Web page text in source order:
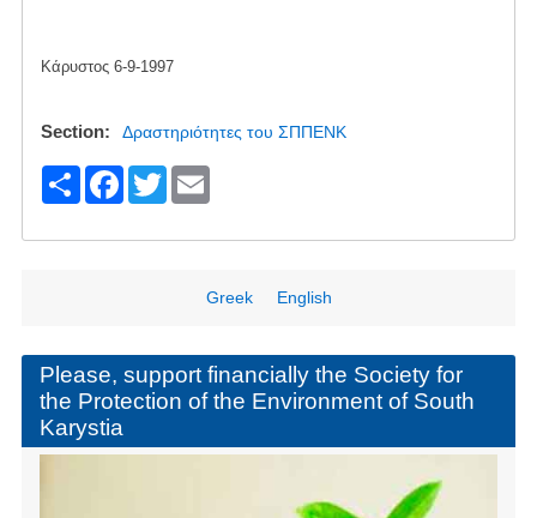
Κάρυστος 6-9-1997
Section Δραστηριότητες του ΣΠΠΕΝΚ
S F
o
o
k
T E
Greek English
Please, support financially the Society for
the Protection of the Environment of South
Karystia